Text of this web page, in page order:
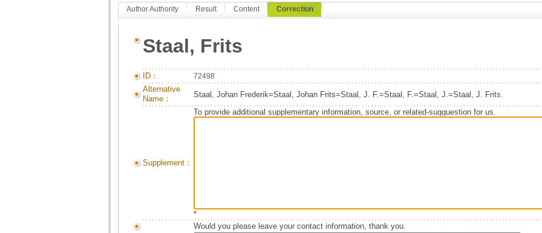
Author Authority Result Content Correction
Staal, Frits
ID： 72498
Alternative
Name：
Staal, Johan Frederik=Staal, Johan Frits=Staal, J. F.=Staal, F.=Staal, J.=Staal, J. Frits.
Supplement：
To provide additional supplementary information, source, or related-sugguestion for us.
*
Would you please leave your contact information, thank you.